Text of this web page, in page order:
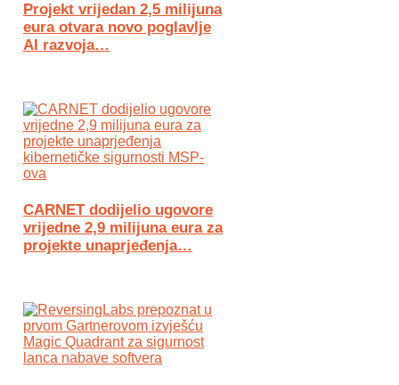
Projekt vrijedan 2,5 milijuna
eura otvara novo poglavlje
AI razvoja…
CARNET dodijelio ugovore
vrijedne 2,9 milijuna eura za
projekte unaprjeđenja…